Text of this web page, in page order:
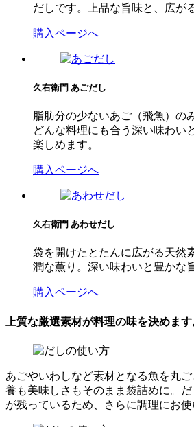
だしです。上品な旨味と、広が
購入ページへ
久右衛門 あごだし
脂肪分の少ないあご（飛魚）の
どんな料理にも合う深い味わい
楽しめます。
購入ページへ
久右衛門 あわせだし
袋を開けたとたんに広がる天然
潤な薫り。深い味わいと豊かな
購入ページへ
上質な厳選素材が料理の味を決めます
あごやいわしなど素材となる魚を丸
養も美味しさもそのまま袋詰めに。
が残っているため、さらに調理にお使